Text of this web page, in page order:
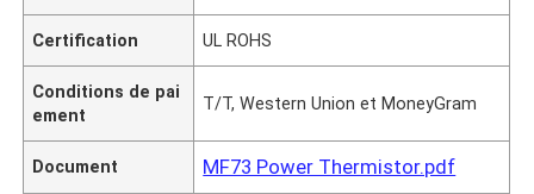
Certification UL ROHS
Conditions de pai
ement
T/T, Western Union et MoneyGram
Document MF73 Power Thermistor.pdf